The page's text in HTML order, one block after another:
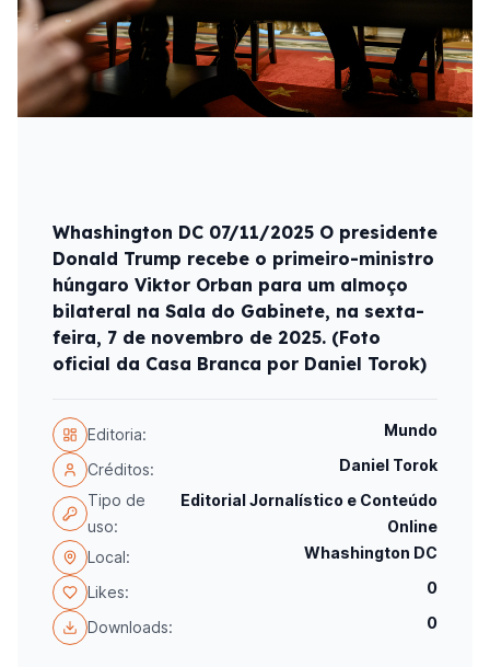
Whashington DC 07/11/2025 O presidente
Donald Trump recebe o primeiro-ministro
húngaro Viktor Orban para um almoço
bilateral na Sala do Gabinete, na sexta-
feira, 7 de novembro de 2025. (Foto
oficial da Casa Branca por Daniel Torok)
Editoria: Mundo
Créditos:
Daniel Torok
Tipo de
uso:
Editorial Jornalístico e Conteúdo
Online
Local:
Whashington DC
Likes: 0
Downloads: 0